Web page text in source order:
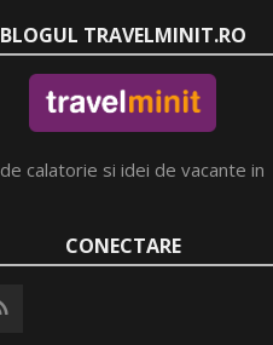
BLOGUL TRAVELMINIT.RO
calatorie si idei de vacante in
CONECTARE